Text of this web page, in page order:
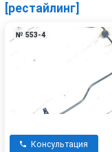
[рестайлинг]
№ 553-4
Консультация